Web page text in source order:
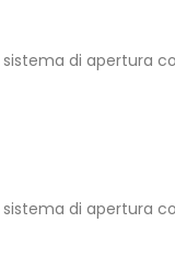
di apertura
di apertura